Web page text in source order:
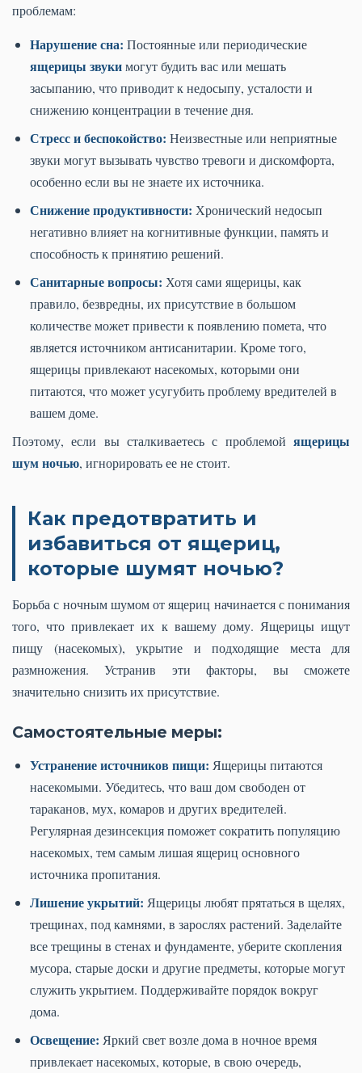
проблемам:
Нарушение сна: Постоянные или периодические
ящерицы звукимогут будить вас или мешать
засыпанию, что приводит к недосыпу, усталости и
снижению концентрации в течение дня.
Стресс и беспокойство: Неизвестные или неприятные
звуки могут вызывать чувство тревоги и дискомфорта,
особенно если вы не знаете их источника.
Снижение продуктивности: Хронический недосып
негативно влияет на когнитивные функции, память и
способность к принятию решений.
Санитарные вопросы: Хотя сами ящерицы, как
правило, безвредны, их присутствие в большом
количестве может привести к появлению помета, что
является источником антисанитарии. Кроме того,
ящерицы привлекают насекомых, которыми они
питаются, что может усугубить проблему вредителей в
вашем доме.
Поэтому, если вы сталкиваетесь с проблемой ящерицы
шум ночью, игнорировать ее не стоит.
Как предотвратить и
избавиться от ящериц,
которые шумят ночью?
Борьба с ночным шумом от ящериц начинается с понимания
того, что привлекает их к вашему дому. Ящерицы ищут
пищу (насекомых), укрытие и подходящие места для
размножения. Устранив эти факторы, вы сможете
значительно снизить их присутствие.
Самостоятельные меры:
Устранение источников пищи: Ящерицы питаются
насекомыми. Убедитесь, что ваш дом свободен от
тараканов, мух, комаров и других вредителей.
Регулярная дезинсекция поможет сократить популяцию
насекомых, тем самым лишая ящериц основного
источника пропитания.
Лишение укрытий: Ящерицы любят прятаться в щелях,
трещинах, под камнями, в зарослях растений. Заделайте
все трещины в стенах и фундаменте, уберите скопления
мусора, старые доски и другие предметы, которые могут
служить укрытием. Поддерживайте порядок вокруг
дома.
Освещение: Яркий свет возле дома в ночное время
привлекает насекомых, которые, в свою очередь,